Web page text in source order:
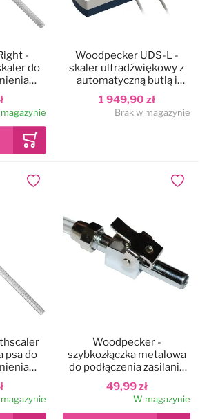
-
do
i kota
1 949,90 zł
Woodpecker UDS-L -
skaler ultradźwiękowy z
automatyczną butlą i
funkcją LED
Brak w magazynie
psa do
Dodaj do ulubionych
49,99 zł
Woodpecker -
szybkozłączka metalowa
do podłączenia zasilania
wody do skalera
W magazynie
Dodaj